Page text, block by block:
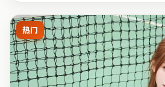
热门